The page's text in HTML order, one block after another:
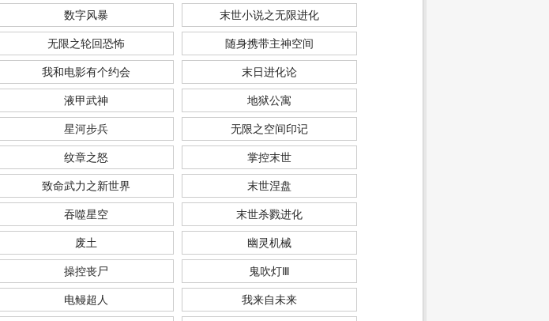
数字风暴 末世小说之无限进化
无限之轮回恐怖 随身携带主神空间
我和电影有个约会 末日进化论
液甲武神 地狱公寓
星河步兵 无限之空间印记
纹章之怒 掌控末世
致命武力之新世界 末世涅盘
吞噬星空 末世杀戮进化
废土 幽灵机械
操控丧尸 鬼吹灯Ⅲ
电鳗超人 我来自未来